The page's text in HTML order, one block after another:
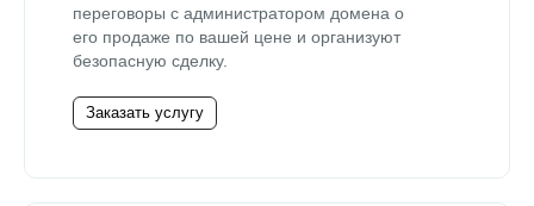
переговоры с администратором домена о
его продаже по вашей цене и организуют
безопасную сделку.
Заказать услугу